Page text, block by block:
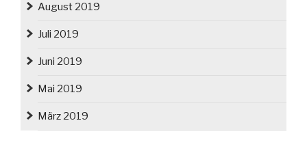
August 2019
Juli 2019
Juni 2019
Mai 2019
März 2019